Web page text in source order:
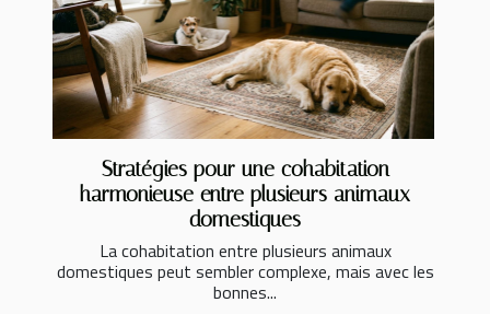
Stratégies pour une cohabitation
harmonieuse entre plusieurs animaux
domestiques
La cohabitation entre plusieurs animaux
domestiques peut sembler complexe, mais avec les
bonnes...